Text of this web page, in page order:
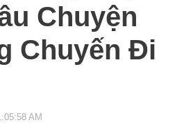
Chuyện
Chuyến Đi
AM